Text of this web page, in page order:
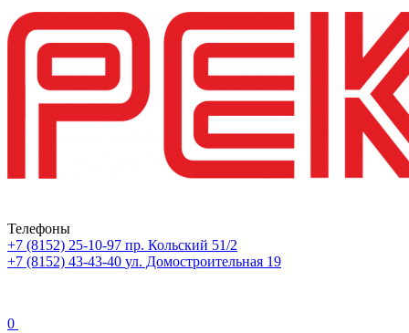
Телефоны
+7 (8152) 25-10-97 пр. Кольский 51/2
+7 (8152) 43-43-40 ул. Домостроительная 19
0